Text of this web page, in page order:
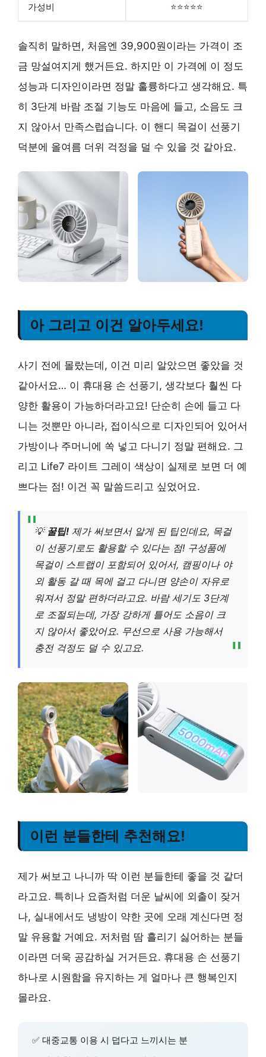
가성비 ⭐⭐⭐⭐⭐
솔직히 말하면, 처음엔 39,900원이라는 가격이 조
금 망설여지게 했거든요. 하지만 이 가격에 이 정도
성능과 디자인이라면 정말 훌륭하다고 생각해요. 특
히 3단계 바람 조절 기능도 마음에 들고, 소음도 크
지 않아서 만족스럽습니다. 이 핸디 목걸이 선풍기
덕분에 올여름 더위 걱정을 덜 수 있을 것 같아요.
아 그리고 이건 알아두세요!
사기 전에 몰랐는데, 이건 미리 알았으면 좋았을 것
같아서요… 이 휴대용 손 선풍기, 생각보다 훨씬 다
양한 활용이 가능하더라고요! 단순히 손에 들고 다
니는 것뿐만 아니라, 접이식으로 디자인되어 있어서
가방이나 주머니에 쏙 넣고 다니기 정말 편해요. 그
리고 Life7 라이트 그레이 색상이 실제로 보면 더 예
쁘다는 점! 이건 꼭 말씀드리고 싶었어요.
💡 꿀팁! 제가 써보면서 알게 된 팁인데요, 목걸
이 선풍기로도 활용할 수 있다는 점! 구성품에
목걸이 스트랩이 포함되어 있어서, 캠핑이나 야
외 활동 갈 때 목에 걸고 다니면 양손이 자유로
워져서 정말 편하더라고요. 바람 세기도 3단계
로 조절되는데, 가장 강하게 틀어도 소음이 크
지 않아서 좋았어요. 무선으로 사용 가능해서
충전 걱정도 덜 수 있고요.
이런 분들한테 추천해요!
제가 써보고 나니까 딱 이런 분들한테 좋을 것 같더
라고요. 특히나 요즘처럼 더운 날씨에 외출이 잦거
나, 실내에서도 냉방이 약한 곳에 오래 계신다면 정
말 유용할 거예요. 저처럼 땀 흘리기 싫어하는 분들
이라면 더욱 공감하실 거거든요. 휴대용 손 선풍기
하나로 시원함을 유지하는 게 얼마나 큰 행복인지
몰라요.
✅ 대중교통 이용 시 덥다고 느끼시는 분